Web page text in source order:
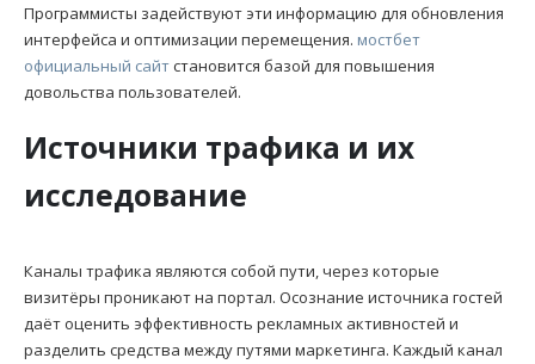
Программисты задействуют эти информацию для обновления
интерфейса и оптимизации перемещения. мостбет
официальный сайтстановится базой для повышения
довольства пользователей.
Источники трафика и их
исследование
Каналы трафика являются собой пути, через которые
визитёры проникают на портал. Осознание источника гостей
даёт оценить эффективность рекламных активностей и
разделить средства между путями маркетинга. Каждый канал